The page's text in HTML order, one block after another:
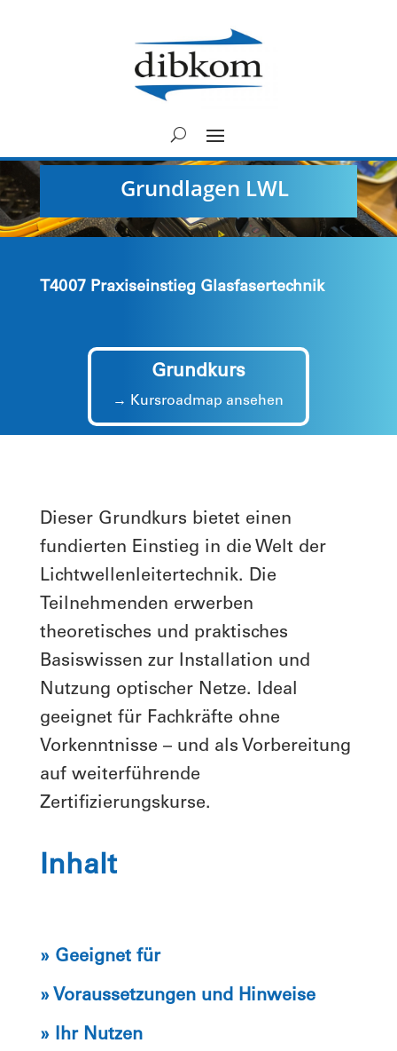
Grundlagen LWL
T4007 Praxiseinstieg Glasfasertechnik
Grundkurs
→ Kursroadmap ansehen
Dieser Grundkurs bietet einen
fundierten Einstieg in die Welt der
Lichtwellenleitertechnik. Die
Teilnehmenden erwerben
theoretisches und praktisches
Basiswissen zur Installation und
Nutzung optischer Netze. Ideal
geeignet für Fachkräfte ohne
Vorkenntnisse – und als Vorbereitung
auf weiterführende
Zertifizierungskurse.
Inhalt
» Geeignet für
» Voraussetzungen und Hinweise
» Ihr Nutzen